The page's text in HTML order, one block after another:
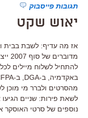
תגובות פייסבוק
יאוש שקט
אז מה עדיף: לשבת בבית
להתחיל לשלוח מיילים
מהסרטים ולברר מי
לשאת פירות: שניים
נוספים של סרטי האוסקר